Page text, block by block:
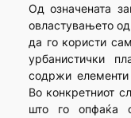
Од означената
овластувањето
да го користи
урбанистички
содржи
Во конкретниот
што го опфаќа